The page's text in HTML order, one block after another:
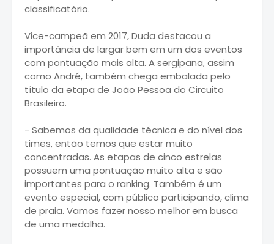
classificatório.
Vice-campeã em 2017, Duda destacou a
importância de largar bem em um dos eventos
com pontuação mais alta. A sergipana, assim
como André, também chega embalada pelo
título da etapa de João Pessoa do Circuito
Brasileiro.
- Sabemos da qualidade técnica e do nível dos
times, então temos que estar muito
concentradas. As etapas de cinco estrelas
possuem uma pontuação muito alta e são
importantes para o ranking. Também é um
evento especial, com público participando, clima
de praia. Vamos fazer nosso melhor em busca
de uma medalha.